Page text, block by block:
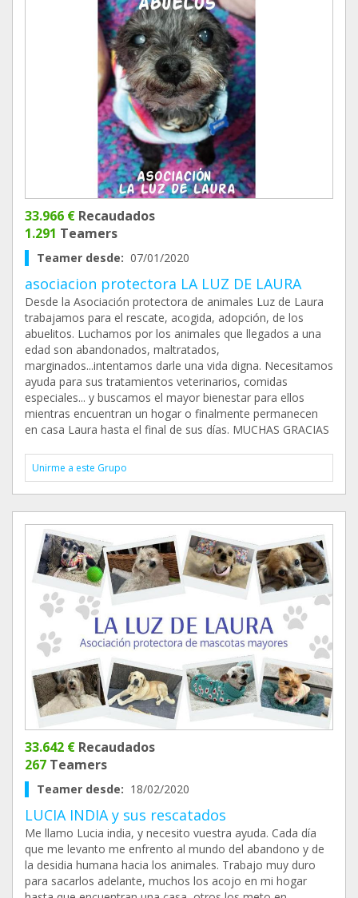
33.966 € Recaudados
1.291 Teamers
Teamer desde: 07/01/2020
asociacion protectora LA LUZ DE LAURA
Desde la Asociación protectora de animales Luz de Laura
trabajamos para el rescate, acogida, adopción, de los
abuelitos. Luchamos por los animales que llegados a una
edad son abandonados, maltratados,
marginados...intentamos darle una vida digna. Necesitamos
ayuda para sus tratamientos veterinarios, comidas
especiales... y buscamos el mayor bienestar para ellos
mientras encuentran un hogar o finalmente permanecen
en casa Laura hasta el final de sus días. MUCHAS GRACIAS
Unirme a este Grupo
33.642 € Recaudados
267 Teamers
Teamer desde: 18/02/2020
LUCIA INDIA y sus rescatados
Me llamo Lucia india, y necesito vuestra ayuda. Cada día
que me levanto me enfrento al mundo del abandono y de
la desidia humana hacia los animales. Trabajo muy duro
para sacarlos adelante, muchos los acojo en mi hogar